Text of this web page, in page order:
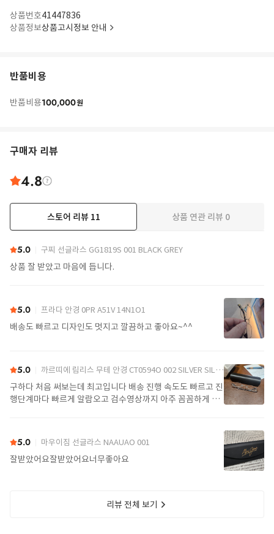
상품번호41447836
상품정보상품고시정보 안내
반품비용
반품비용100,000원
구매자 리뷰
4.8
스토어 리뷰 11 상품 연관 리뷰 0
5.0 구찌 선글라스 GG1819S 001 BLACK GREY
상품 잘 받았고 마음에 듭니다.
5.0 프라다 안경 0PR A51V 14N1O1
배송도 빠르고 디자인도 멋지고 깔끔하고 좋아요~^^
5.0 까르띠에 림리스 무테 안경 CT0594O 002 SILVER SILVER TRANSPARENT
구하다 처음 써보는데 최고입니다 배송 진행 속도도 빠르고 진
행단계마다 빠르게 알람오고 검수영상까지 아주 꼼꼼하게 찍
5.0 마우이짐 선글라스 NAAUAO 001
잘받았어요잘받았어요너무좋아요
리뷰 전체 보기